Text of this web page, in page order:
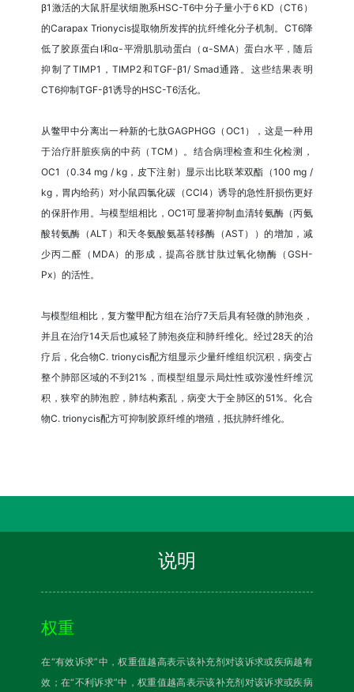
β1激活的大鼠肝星状细胞系HSC-T6中分子量小于6 KD（CT6）
的Carapax Trionycis提取物所发挥的抗纤维化分子机制。CT6降
低了胶原蛋白I和α-平滑肌肌动蛋白（α-SMA）蛋白水平，随后
抑制了TIMP1，TIMP2和TGF-β1/ Smad通路。这些结果表明
CT6抑制TGF-β1诱导的HSC-T6活化。
从鳖甲中分离出一种新的七肽GAGPHGG（OC1），这是一种用
于治疗肝脏疾病的中药（TCM）。结合病理检查和生化检测，
OC1（0.34 mg / kg，皮下注射）显示出比联苯双酯（100 mg /
kg，胃内给药）对小鼠四氯化碳（CCl4）诱导的急性肝损伤更好
的保肝作用。与模型组相比，OC1可显著抑制血清转氨酶（丙氨
酸转氨酶（ALT）和天冬氨酸氨基转移酶（AST））的增加，减
少丙二醛（MDA）的形成，提高谷胱甘肽过氧化物酶（GSH-
Px）的活性。
与模型组相比，复方鳖甲配方组在治疗7天后具有轻微的肺泡炎，
并且在治疗14天后也减轻了肺泡炎症和肺纤维化。经过28天的治
疗后，化合物C. trionycis配方组显示少量纤维组织沉积，病变占
整个肺部区域的不到21%，而模型组显示局灶性或弥漫性纤维沉
积，狭窄的肺泡腔，肺结构紊乱，病变大于全肺区的51%。化合
物C. trionycis配方可抑制胶原纤维的增殖，抵抗肺纤维化。
说明
权重
在“有效诉求”中，权重值越高表示该补充剂对该诉求或疾病越有
效；在“不利诉求”中，权重值越高表示该补充剂对该诉求或疾病